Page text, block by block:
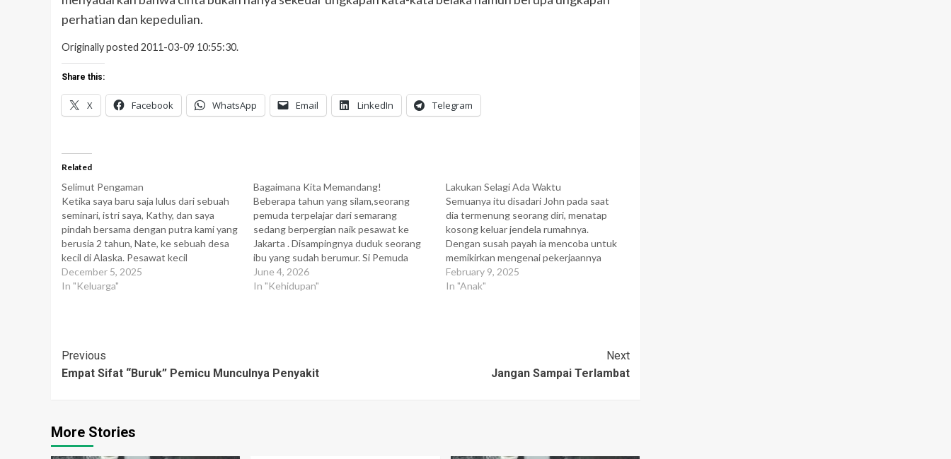
perhatian dan kepedulian.
Originally posted 2011-03-09 10:55:30.
Share this:
X Facebook WhatsApp Email LinkedIn Telegram
Related
Selimut Pengaman
Ketika saya baru saja lulus dari sebuah
seminari, istri saya, Kathy, dan saya
pindah bersama dengan putra kami yang
berusia 2 tahun, Nate, ke sebuah desa
kecil di Alaska. Pesawat kecil
berpenumpang 3 dan 4 yang kami
tumpangi untuk penerbangan lanjutan
December 5, 2025
In "Keluarga"
Bagaimana Kita Memandang!
Beberapa tahun yang silam,seorang
pemuda terpelajar dari semarang
sedang berpergian naik pesawat ke
Jakarta . Disampingnya duduk seorang
ibu yang sudah berumur. Si Pemuda
menyapa, dan tak lama mereka terlarut
dalam obrolan ringan. " Ibu, ada acara
June 4, 2026
In "Kehidupan"
Lakukan Selagi Ada Waktu
Semuanya itu disadari John pada saat
dia termenung seorang diri, menatap
kosong keluar jendela rumahnya.
Dengan susah payah ia mencoba untuk
memikirkan mengenai pekerjaannya
yang menumpuk. Semuanya sia-sia
belaka. Yang ada dalam pikirannya
February 9, 2025
In "Anak"
Post
Navigation
Previous
Empat Sifat “Buruk” Pemicu Munculnya Penyakit
Next
Jangan Sampai Terlambat
More Stories